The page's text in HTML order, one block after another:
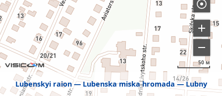
Lubenskyi raion Lubenska miska hromada Lubny
50 м